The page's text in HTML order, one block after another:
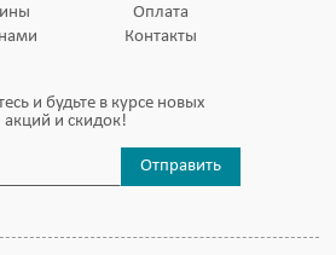
Оплата
Контакты
и будьте в курсе новых
акций и скидок!
Отправить